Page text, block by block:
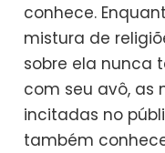
conhece.
mistura de
sobre ela nunca
com seu avô, as
incitadas no
também